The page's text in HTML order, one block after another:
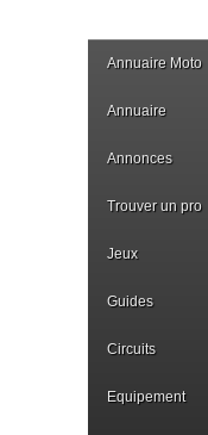
Annuaire Moto
Annuaire
Annonces
Trouver un pro
Jeux
Guides
Circuits
Equipement